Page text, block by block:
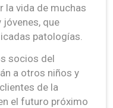
la vida de muchas
jóvenes, que
patologías.
socios del
a otros niños y
de la
el futuro próximo